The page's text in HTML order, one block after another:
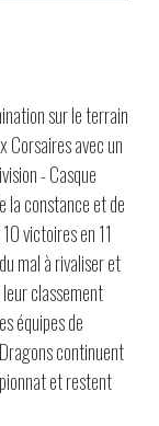
sur le terrain
Corsaires avec un
- Casque
constance et de
victoires en 11
mal à rivaliser et
classement
équipes de
continuent
et restent